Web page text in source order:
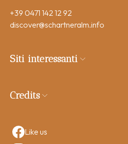
+39 0471 142 12 92
discover@schartneralm.info
Siti interessanti
Credits
Like us